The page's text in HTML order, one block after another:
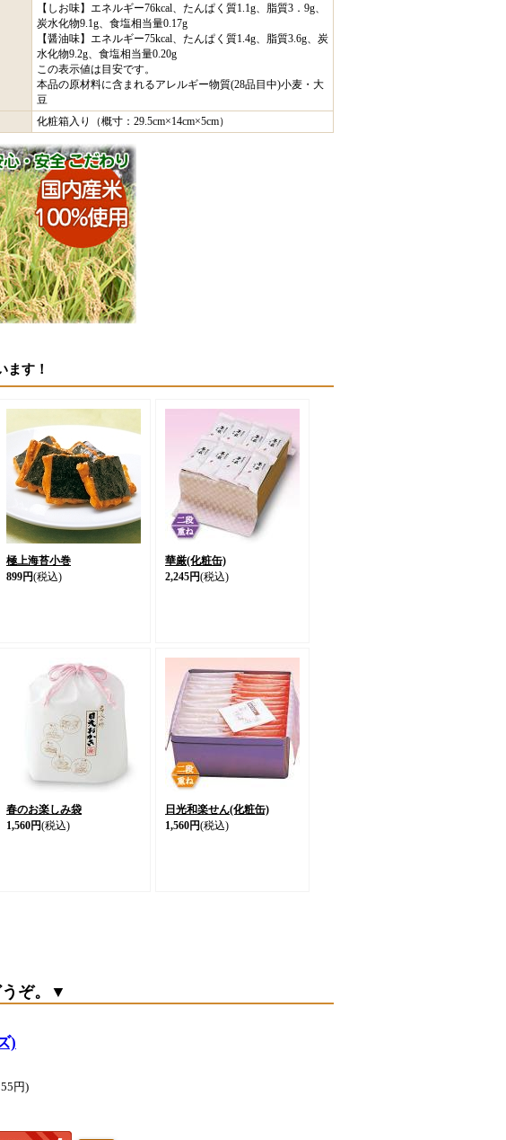
【しお味】エネルギー76kcal、たんぱく質1.1g、脂質3．9g、
炭水化物9.1g、食塩相当量0.17g
【醤油味】エネルギー75kcal、たんぱく質1.4g、脂質3.6g、炭
水化物9.2g、食塩相当量0.20g
この表示値は目安です。
本品の原材料に含まれるアレルギー物質(28品目中)小麦・大
豆
化粧箱入り（概寸：29.5cm×14cm×5cm）
ます！
極上海苔小巻
899円(税込)
華厳(化粧缶)
2,245円(税込)
春のお楽しみ袋
1,560円(税込)
日光和楽せん(化粧缶)
1,560円(税込)
ぞ。▼
)
円)